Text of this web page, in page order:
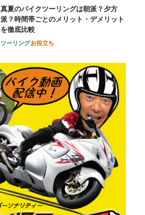
真夏のバイクツーリングは朝派？夕方
派？時間帯ごとのメリット・デメリット
を徹底比較
ツーリングお役立ち